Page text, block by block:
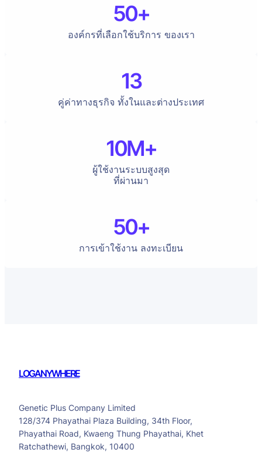
50+
องค์กรที่เลือกใช้บริการ ของเรา
13
คู่ค่าทางธุรกิจ ทั้งในและต่างประเทศ
10M+
ผู้ใช้งานระบบสูงสุด
ที่ผ่านมา
50+
การเข้าใช้งาน ลงทะเบียน
LOGANYWHERE
Genetic Plus Company Limited
128/374 Phayathai Plaza Building, 34th Floor,
Phayathai Road, Kwaeng Thung Phayathai, Khet
Ratchathewi, Bangkok, 10400